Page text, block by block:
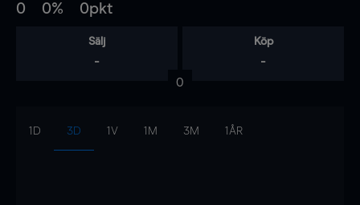
0 0% 0pkt
Sälj
-
Köp
-
0
1D 3D 1V 1M 3M 1ÅR